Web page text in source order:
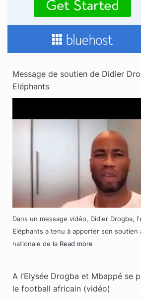
Message de soutien de Didier
Eléphants
Dans un message vidéo, Didier Drogba,
Eléphants a tenu à apporter son soutien
nationale de la Read more
A l’Elysée Drogba et Mbappé se
le football africain (vidéo)